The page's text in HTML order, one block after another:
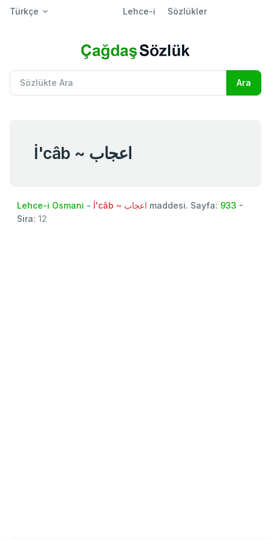
Türkçe Lehce-i Sözlükler
İ'câb ~ اعجاب
Lehce-i Osmani - İ'câb ~ اعجاب maddesi. Sayfa: 933 -
Sira: 12